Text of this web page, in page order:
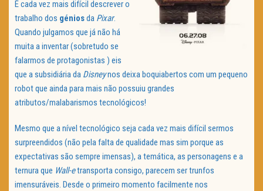
É cada vez mais difícil descrever o
trabalho dos géniosda Pixar.
Quando julgamos que já não há
muita a inventar (sobretudo se
falarmos de protagonistas ) eis
que a subsidiária da Disneynos deixa boquiabertos com um pequeno
robot que ainda para mais não possuiu grandes
atributos/malabarismos tecnológicos!
Mesmo que a nível tecnológico seja cada vez mais difícil sermos
surpreendidos (não pela falta de qualidade mas sim porque as
expectativas são sempre imensas), a temática, as personagens e a
ternura que Wall-etransporta consigo, parecem ser trunfos
imensuráveis. Desde o primeiro momento facilmente nos